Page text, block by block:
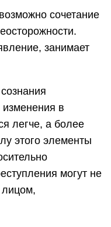
сочетание
занимает
в
легче, а более
этого элементы
могут не
лицом,